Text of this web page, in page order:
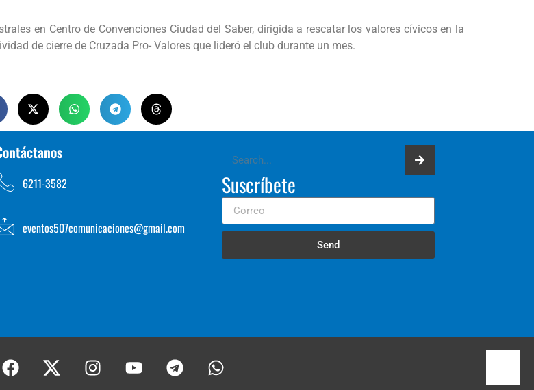
en Centro de Convenciones Ciudad del Saber, dirigida a rescatar los valores cívicos en la
de cierre de Cruzada Pro- Valores que lideró el club durante un mes.
6211-3582
eventos507comunicaciones@gmail.com
Suscríbete
Send